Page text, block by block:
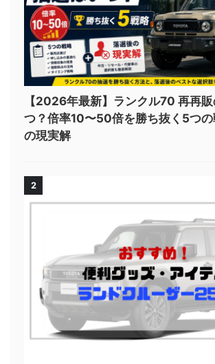
【2026年最新】ランクル70 再再
つ？倍率10〜50倍を勝ち抜く5つ
の現実解
2